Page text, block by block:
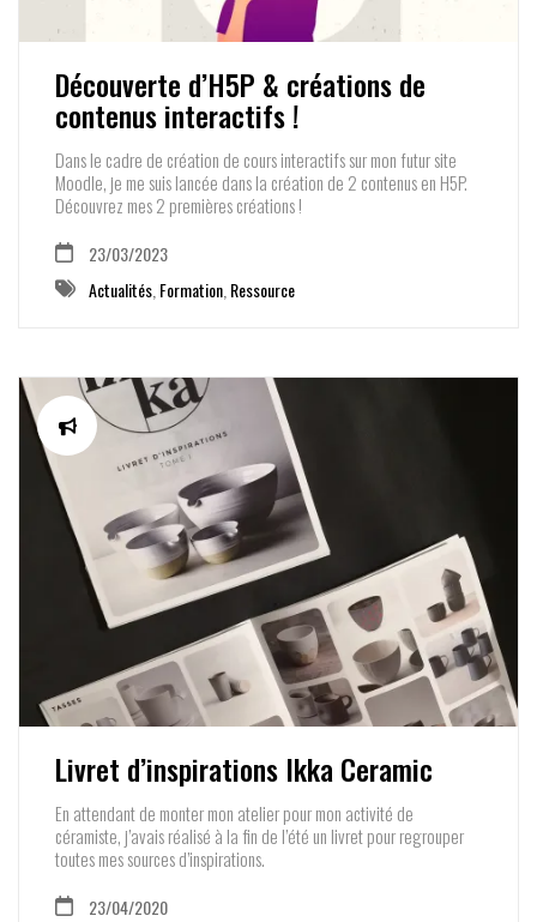
Découverte d’H5P & créations de
contenus interactifs !
Dans le cadre de création de cours interactifs sur mon futur site
Moodle, je me suis lancée dans la création de 2 contenus en H5P.
Découvrez mes 2 premières créations !
23/03/2023
Actualités Formation Ressource
Livret d’inspirations Ikka Ceramic
En attendant de monter mon atelier pour mon activité de
céramiste, j’avais réalisé à la fin de l’été un livret pour regrouper
toutes mes sources d’inspirations.
23/04/2020